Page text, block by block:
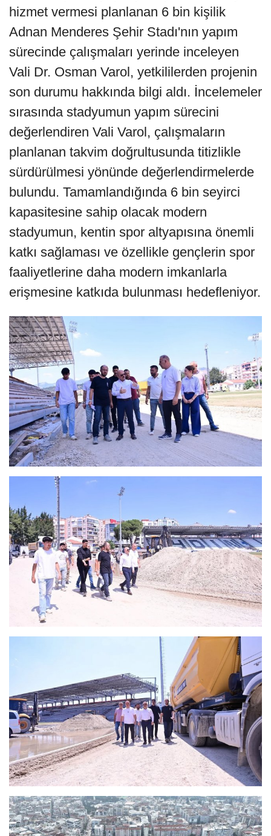
hizmet vermesi planlanan 6 bin kişilik
Adnan Menderes Şehir Stadı'nın yapım
sürecinde çalışmaları yerinde inceleyen
Vali Dr. Osman Varol, yetkililerden projenin
son durumu hakkında bilgi aldı. İncelemeler
sırasında stadyumun yapım sürecini
değerlendiren Vali Varol, çalışmaların
planlanan takvim doğrultusunda titizlikle
sürdürülmesi yönünde değerlendirmelerde
bulundu. Tamamlandığında 6 bin seyirci
kapasitesine sahip olacak modern
stadyumun, kentin spor altyapısına önemli
katkı sağlaması ve özellikle gençlerin spor
faaliyetlerine daha modern imkanlarla
erişmesine katkıda bulunması hedefleniyor.